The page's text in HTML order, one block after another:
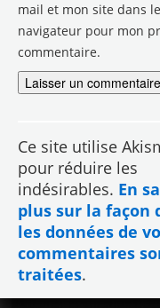
mail et mon site dans le
navigateur pour mon
commentaire.
Ce site utilise
pour réduire les
indésirables. En
plus sur la façon
les données de
commentaires
traitées.